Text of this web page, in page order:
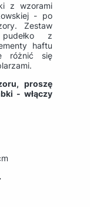
z wzorami
- po
Zestaw
z
haftu
różnić się
proszę
- włączy